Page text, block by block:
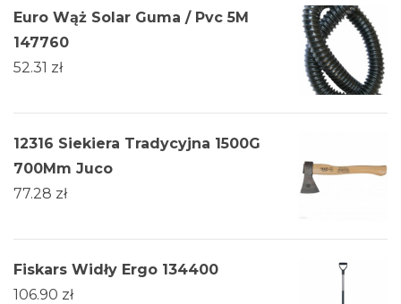
Euro Wąż Solar Guma / Pvc 5M
147760
52.31 zł
12316 Siekiera Tradycyjna 1500G
700Mm Juco
77.28 zł
Fiskars Widły Ergo 134400
106.90 zł